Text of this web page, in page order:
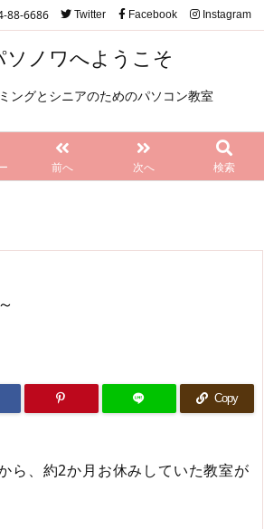
ソノワへようこそ
ングとシニアのためのパソコン教室
前へ 次へ 検索
88-6686 Twitter Facebook Instagram
Copy
ら、約2か月お休みしていた教室が